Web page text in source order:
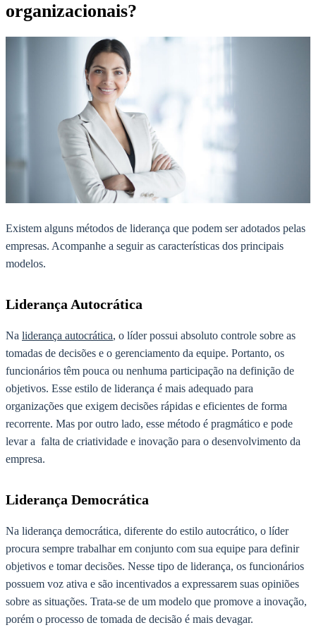
organizacionais?
Existem alguns métodos de liderança que podem ser adotados pelas
empresas. Acompanhe a seguir as características dos principais
modelos.
Liderança Autocrática
Na liderança autocrática, o líder possui absoluto controle sobre as
tomadas de decisões e o gerenciamento da equipe. Portanto, os
funcionários têm pouca ou nenhuma participação na definição de
objetivos. Esse estilo de liderança é mais adequado para
organizações que exigem decisões rápidas e eficientes de forma
recorrente. Mas por outro lado, esse método é pragmático e pode
levar a falta de criatividade e inovação para o desenvolvimento da
empresa.
Liderança Democrática
Na liderança democrática, diferente do estilo autocrático, o líder
procura sempre trabalhar em conjunto com sua equipe para definir
objetivos e tomar decisões. Nesse tipo de liderança, os funcionários
possuem voz ativa e são incentivados a expressarem suas opiniões
sobre as situações. Trata-se de um modelo que promove a inovação,
porém o processo de tomada de decisão é mais devagar.